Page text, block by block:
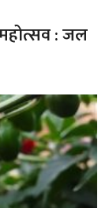
महोत्सव : जल